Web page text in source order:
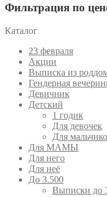
Фильтрация по
Каталог
23 февраля
Акции
Выписка из
Гендерная
Девичник
Детский
1 годик
Для девочек
Для
Для МАМЫ
Для него
Для неё
До 3.500
Выписки до